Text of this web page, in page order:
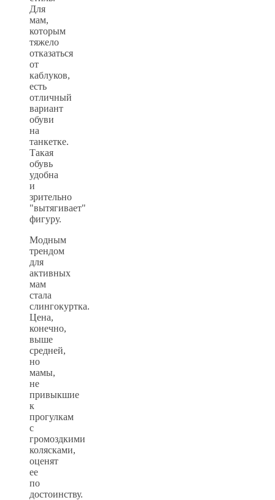
Для
мам,
которым
тяжело
отказаться
от
каблуков,
есть
отличный
вариант
обуви
на
танкетке.
Такая
обувь
удобна
и
зрительно
"вытягивает"
фигуру.
Модным
трендом
для
активных
мам
стала
слингокуртка.
Цена,
конечно,
выше
средней,
но
мамы,
не
привыкшие
к
прогулкам
с
громоздкими
колясками,
оценят
ее
по
достоинству.